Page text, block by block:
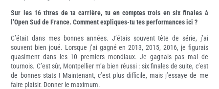
Sur les 16 titres de ta carrière, tu en comptes trois en six finales à
l’Open Sud de France. Comment expliques-tu tes performances ici ?
C’était dans mes bonnes années. J’étais souvent tête de série, j’ai
souvent bien joué. Lorsque j’ai gagné en 2013, 2015, 2016, je figurais
quasiment dans les 10 premiers mondiaux. Je gagnais pas mal de
tournois. C’est sûr, Montpellier m’a bien réussi : six finales de suite, c’est
de bonnes stats ! Maintenant, c’est plus difficile, mais j’essaye de me
faire plaisir. Donner le maximum.